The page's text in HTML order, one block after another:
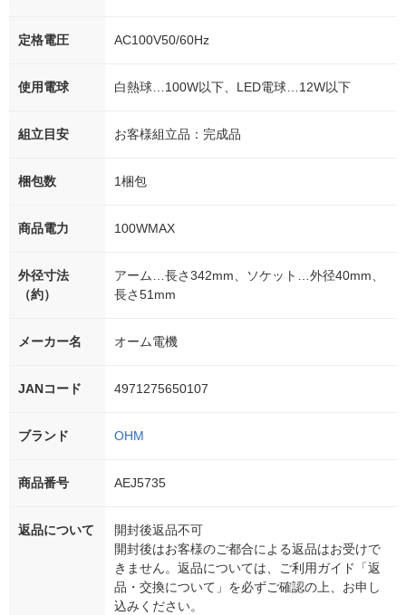
定格電圧 AC100V50/60Hz
使用電球 白熱球…100W以下、LED電球…12W以下
組立目安 お客様組立品：完成品
梱包数 1梱包
商品電力 100WMAX
外径寸法
（約）
アーム…長さ342mm、ソケット…外径40mm、
長さ51mm
メーカー名 オーム電機
JANコード 4971275650107
ブランド OHM
商品番号 AEJ5735
返品について
開封後返品不可
開封後はお客様のご都合による返品はお受けで
きません。返品については、ご利用ガイド「返
品・交換について」を必ずご確認の上、お申し
込みください。